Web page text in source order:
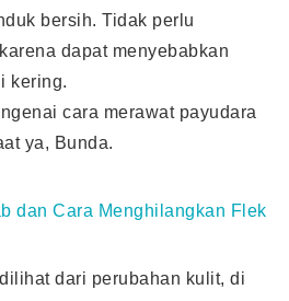
bersih. Tidak perlu
dapat menyebabkan
kering.
cara merawat payudara
ya, Bunda.
dan Cara Menghilangkan Flek
dari perubahan kulit, di